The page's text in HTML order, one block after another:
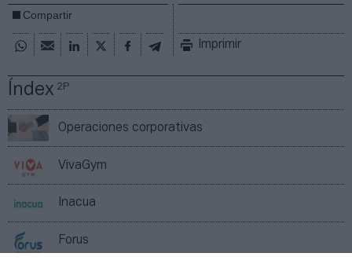
Índex2P
Operaciones corporativas
VivaGym
Inacua
Forus
Compartir
Imprimir